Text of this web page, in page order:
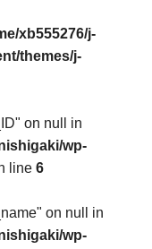
xb555276/j-
themes/j-
on null in
wp-
line 6
on null in
wp-